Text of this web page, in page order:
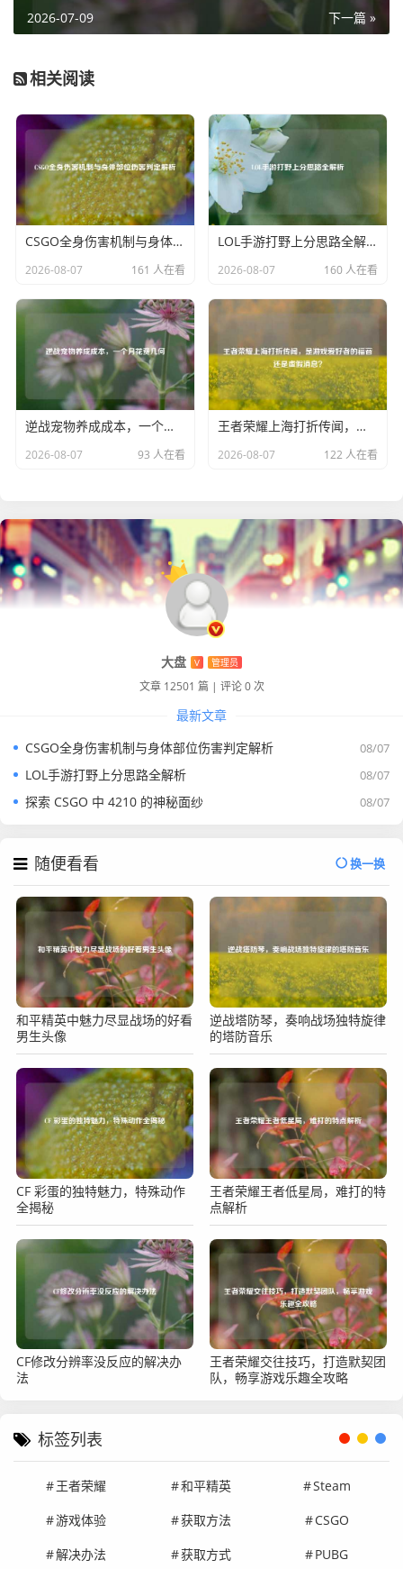
在网吧里与朋友们并肩作战，还是独自在家中享受游戏时
每一个精彩的瞬间，成为了LOL游戏体验中不可或缺的一部
下一篇 »
2026-07-09
相关阅读
CSGO全身伤害机制与身体部位伤害判定解析
2026-08-07 161 人在看
LOL手游打野上分思路全解析
2026-08-07 160 人在看
逆战宠物养成成本，一个月花费几何
2026-08-07 93 人在看
王者荣耀上海打折传闻，是游戏爱好者的福音还是虚假消息？
2026-08-07 122 人在看
大盘 V 管理员
文章 12501 篇 | 评论 0 次
最新文章
08/07
CSGO全身伤害机制与身体部位伤害判定解析
08/07
LOL手游打野上分思路全解析
08/07
探索 CSGO 中 4210 的神秘面纱
随便看看 换一换
和平精英中魅力尽显战场的好看
男生头像
逆战塔防琴，奏响战场独特旋律
的塔防音乐
CF 彩蛋的独特魅力，特殊动作
全揭秘
王者荣耀王者低星局，难打的特
点解析
CF修改分辨率没反应的解决办
法
王者荣耀交往技巧，打造默契团
队，畅享游戏乐趣全攻略
标签列表
王者荣耀 和平精英
Steam
游戏体验
获取方法
CSGO
解决办法
获取方式 PUBG